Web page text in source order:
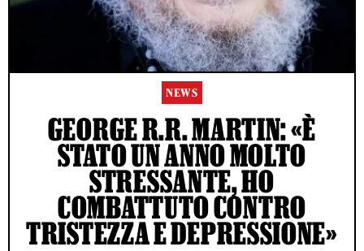
NEWS
GEORGE R.R. MARTIN: «È
STATO UN ANNO MOLTO
STRESSANTE, HO
COMBATTUTO CONTRO
TRISTEZZA E DEPRESSIONE»